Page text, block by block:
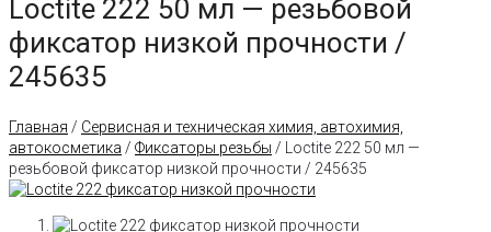
Loctite 222 50 мл — резьбовой
фиксатор низкой прочности /
245635
Главная / Сервисная и техническая химия, автохимия,
автокосметика / Фиксаторы резьбы / Loctite 222 50 мл —
резьбовой фиксатор низкой прочности / 245635